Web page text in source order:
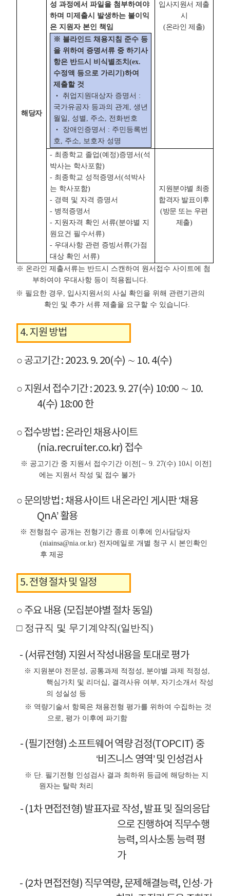
입사지원서 제출
시
(온라인 제출)
해당자
성 과정에서 파일을 첨부하여야
하며 미제출시 발생하는 불이익
은 지원자 본인 책임
※ 블라인드 채용지침 준수 등
을 위하여 증명서류 중 하기사
항은 반드시 비식별조치(ex.
수정액 등으로 가리기)하여
제출할 것
‧ 취업지원대상자 증명서 :
국가유공자 등과의 관계, 생년
월일, 성별, 주소, 전화번호
‧ 장애인증명서 : 주민등록번
호, 주소, 보호자 성명
- 최종학교 졸업(예정)증명서(석
박사는 학사포함)
- 최종학교 성적증명서(석박사
는 학사포함)
- 경력 및 자격 증명서
- 병적증명서
- 지원자격 확인 서류(분야별 지
원요건 필수서류)
- 우대사항 관련 증빙서류(가점
대상 확인 서류)
지원분야별 최종
합격자 발표이후
(방문 또는 우편
제출)
※ 온라인 제출서류는 반드시 스캔하여 원서접수 사이트에 첨
부하여야 우대사항 등이 적용됩니다.
※ 필요한 경우, 입사지원서의 사실 확인을 위해 관련기관의
확인 및 추가 서류 제출을 요구할 수 있습니다.
4. 지원 방법
○ 공고기간 : 2023. 9. 20(수) ∼ 10. 4(수)
○ 지원서 접수기간 : 2023. 9. 27(수) 10:00 ∼ 10.
4(수) 18:00 한
○ 접수방법 : 온라인 채용사이트
(nia.recruiter.co.kr) 접수
※ 공고기간 중 지원서 접수기간 이전[∼ 9. 27(수) 10시 이전]
에는 지원서 작성 및 접수 불가
○ 문의방법 : 채용사이트 내 온라인 게시판 ‘채용
QnA’ 활용
※ 전형점수 공개는 전형기간 종료 이후에 인사담당자
(niainsa@nia.or.kr) 전자메일로 개별 청구 시 본인확인
후 제공
5. 전형 절차 및 일정
○ 주요 내용 (모집분야별 절차 동일)
□ 정규직 및 무기계약직(일반직)
- (서류전형) 지원서 작성내용을 토대로 평가
※ 지원분야 전문성, 공통과제 적정성, 분야별 과제 적정성,
핵심가치 및 리더십, 결격사유 여부, 자기소개서 작성
의 성실성 등
※ 역량기술서 항목은 채용전형 평가를 위하여 수집하는 것
으로, 평가 이후에 파기함
- (필기전형) 소프트웨어 역량 검정(TOPCIT) 중
‘비즈니스 영역’ 및 인성검사
※ 단. 필기전형 인성검사 결과 최하위 등급에 해당하는 지
원자는 탈락 처리
- (1차 면접전형) 발표자료 작성, 발표 및 질의응답
으로 진행하여 직무수행
능력, 의사소통 능력 평
가
- (2차 면접전형) 직무역량, 문제해결능력, 인성·가